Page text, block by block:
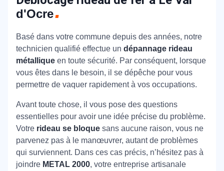
d'Ocre
Basé dans votre commune depuis des années, notre
technicien qualifié effectue un dépannage rideau
métallique en toute sécurité. Par conséquent, lorsque
vous êtes dans le besoin, il se dépêche pour vous
permettre de vaquer rapidement à vos occupations.
Avant toute chose, il vous pose des questions
essentielles pour avoir une idée précise du problème.
Votre rideau se bloque sans aucune raison, vous ne
parvenez pas à le manœuvrer, autant de problèmes
qui surviennent. Dans ces cas précis, n’hésitez pas à
joindre METAL 2000, votre entreprise artisanale